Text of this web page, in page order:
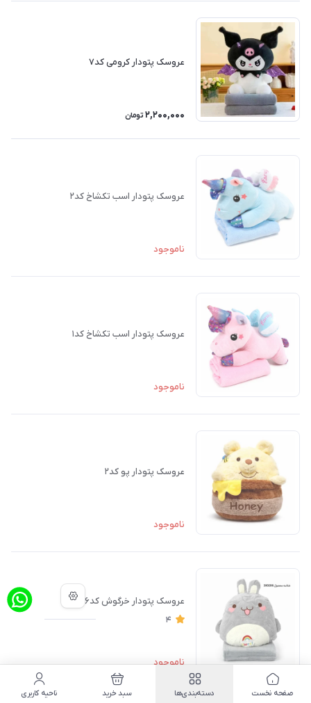
عروسک پتودار کرومی کد۷
2,200,000 تومان
عروسک پتودار اسب تکشاخ کد۲
ناموجود
عروسک پتودار اسب تکشاخ کد۱
ناموجود
عروسک پتودار پو کد۲
ناموجود
عروسک پتودار خرگوش کد۶
4
ناموجود
صفحه نخست دسته‌بندی‌ها سبد خرید ناحیه کاربری